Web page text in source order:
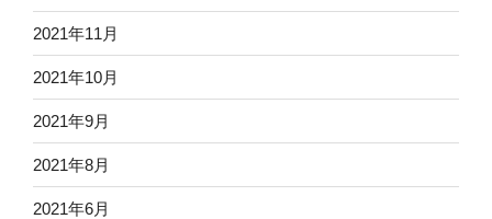
2021年11月
2021年10月
2021年9月
2021年8月
2021年6月